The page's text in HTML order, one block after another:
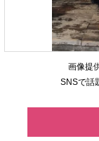
画像提
SNSで話